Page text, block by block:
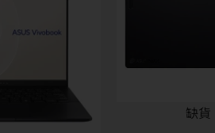
缺貨